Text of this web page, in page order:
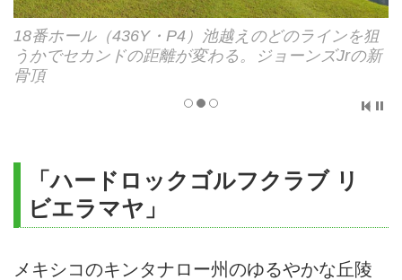
18番ホール（436Y・P4）池越えのどのラインを狙
うかでセカンドの距離が変わる。ジョーンズJrの新
骨頂
12番ホール(422Y・P4）
「ハードロックゴルフクラブ リ
ビエラマヤ」
メキシコのキンタナロー州のゆるやかな丘陵